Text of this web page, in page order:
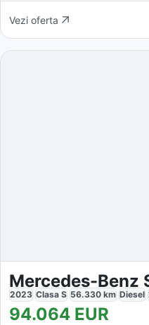
Vezi oferta
Mercedes-Benz
2023 Clasa S 56.330 km Diesel
94.064 EUR